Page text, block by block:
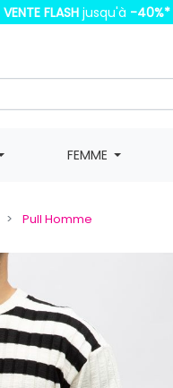
VENTE FLASH jusqu'à -40%*
FEMME
Pull Homme